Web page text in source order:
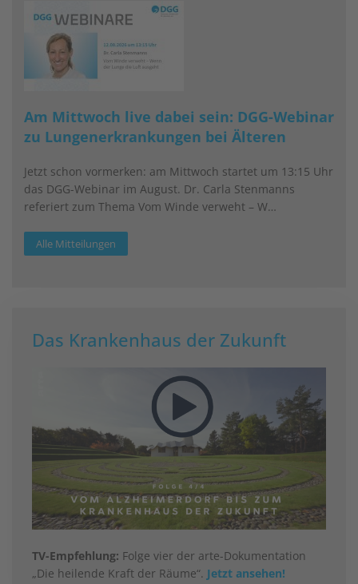
Am Mittwoch live dabei sein: DGG-Webinar
zu Lungenerkrankungen bei Älteren
Jetzt schon vormerken: am Mittwoch startet um 13:15 Uhr
das DGG-Webinar im August. Dr. Carla Stenmanns
referiert zum Thema Vom Winde verweht – W…
Alle Mitteilungen
Das Krankenhaus der Zukunft
TV-Empfehlung: Folge vier der arte-Dokumentation
„Die heilende Kraft der Räume“. Jetzt ansehen!